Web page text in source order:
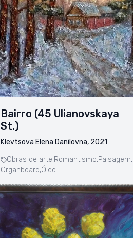
Bairro (45 Ulianovskaya
St.)
Klevtsova Elena Danilovna, 2021
Obras de arte,Romantismo,Paisagem,
Organboard,Óleo